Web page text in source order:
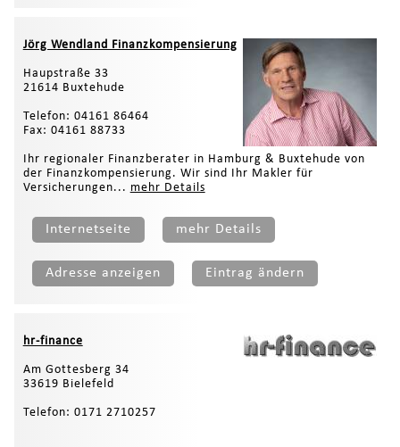
Jörg Wendland Finanzkompensierung
Haupstraße 33
21614 Buxtehude
Telefon: 04161 86464
Fax: 04161 88733
Ihr regionaler Finanzberater in Hamburg & Buxtehude von
der Finanzkompensierung. Wir sind Ihr Makler für
Versicherungen... mehr Details
Internetseite mehr Details
Adresse anzeigen Eintrag ändern
hr-finance
Am Gottesberg 34
33619 Bielefeld
Telefon: 0171 2710257